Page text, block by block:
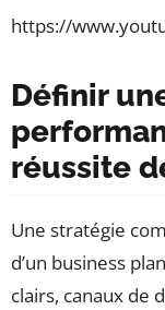
https://
Définir
réussite
Une stratégie
d’un business
clairs, canaux de